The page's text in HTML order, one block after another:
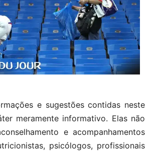
e sugestões contidas neste
meramente informativo. Elas não
e acompanhamentos
psicólogos, profissionais